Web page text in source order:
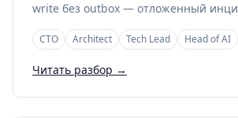
write без outbox — отложенный
CTO Architect Tech Lead Head of AI
Читать разбор →